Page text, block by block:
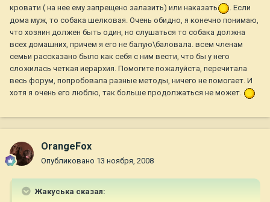
кровати ( на нее ему запрещено залазить) или наказать
. Если
дома муж, то собака шелковая. Очень обидно, я конечно понимаю,
что хозяин должен быть один, но слушаться то собака должна
всех домашних, причем я его не балую\баловала. всем членам
семьи рассказано было как себя с ним вести, что бы у него
сложилась четкая иерархия. Помогите пожалуйста, перечитала
весь форум, попробовала разные методы, ничего не помогает. И
хотя я очень его люблю, так больше продолжаться не может.
OrangeFox
Опубликовано 13 ноября, 2008
Жакуська сказал: